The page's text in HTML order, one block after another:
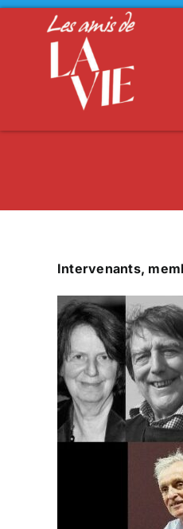
Passer
Intervenants,